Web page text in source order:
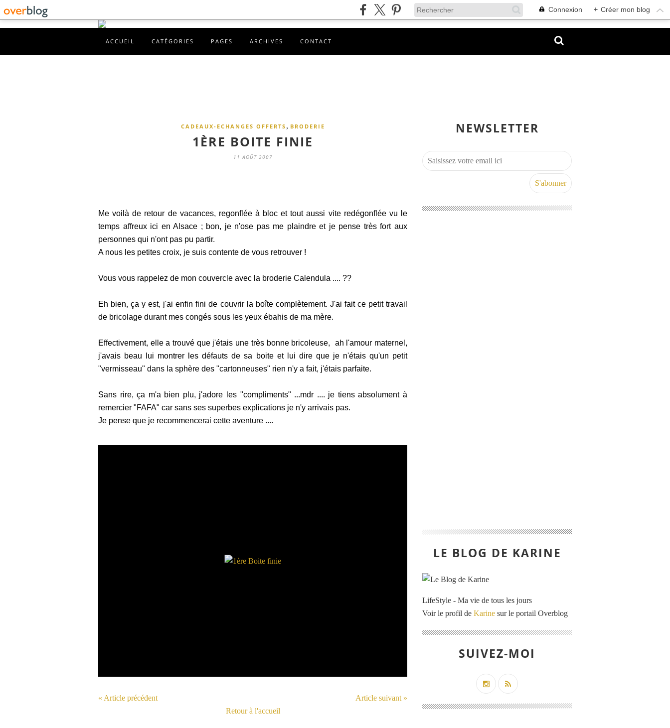
Connexion + Créer mon blog
ACCUEIL CATÉGORIES PAGES ARCHIVES CONTACT
CADEAUX-ECHANGES OFFERTS , BRODERIE
1ÈRE BOITE FINIE
11 AOÛT 2007
Me voilà de retour de vacances, regonflée à bloc et tout aussi vite redégonflée vu le
temps affreux ici en Alsace ; bon, je n'ose pas me plaindre et je pense très fort aux
personnes qui n'ont pas pu partir.
A nous les petites croix, je suis contente de vous retrouver !
Vous vous rappelez de mon couvercle avec la broderie Calendula .... ??
Eh bien, ça y est, j'ai enfin fini de couvrir la boîte complètement. J'ai fait ce petit travail
de bricolage durant mes congés sous les yeux ébahis de ma mère.
Effectivement, elle a trouvé que j'étais une très bonne bricoleuse, ah l'amour maternel,
j'avais beau lui montrer les défauts de sa boite et lui dire que je n'étais qu'un petit
"vermisseau" dans la sphère des "cartonneuses" rien n'y a fait, j'étais parfaite.
Sans rire, ça m'a bien plu, j'adore les "compliments" ...mdr .... je tiens absolument à
remercier "FAFA" car sans ses superbes explications je n'y arrivais pas.
Je pense que je recommencerai cette aventure ....
« Article précédent
Article suivant »
Retour à l'accueil
NEWSLETTER
LE BLOG DE KARINE
LifeStyle - Ma vie de tous les jours
Voir le profil de Karine sur le portail Overblog
SUIVEZ-MOI